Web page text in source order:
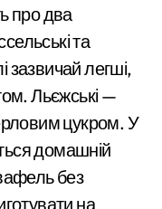
про два
та
зазвичай легші,
Льєжські —
цукром. У
домашній
без
на